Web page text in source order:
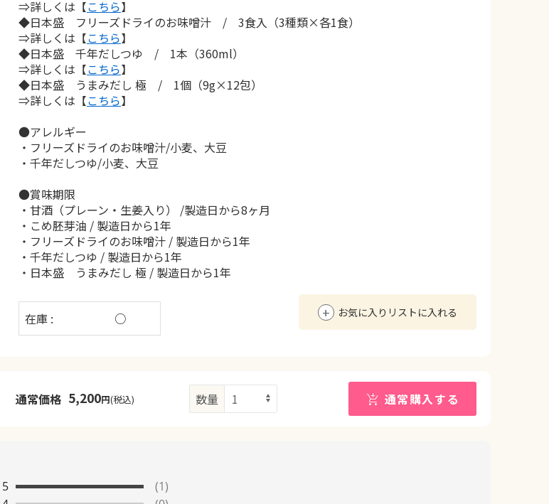
⇒詳しくは【こちら】
◆日本盛 フリーズドライのお味噌汁 / 3食入（3種類×各1食）
⇒詳しくは【こちら】
◆日本盛 千年だしつゆ / 1本（360ml）
⇒詳しくは【こちら】
◆日本盛 うまみだし 極 / 1個（9g×12包）
⇒詳しくは【こちら】
●アレルギー
・フリーズドライのお味噌汁/小麦、大豆
・千年だしつゆ/小麦、大豆
●賞味期限
・甘酒（プレーン・生姜入り） /製造日から8ヶ月
・こめ胚芽油 / 製造日から1年
・フリーズドライのお味噌汁 / 製造日から1年
・千年だしつゆ / 製造日から1年
・日本盛 うまみだし 極 / 製造日から1年
在庫 : ○ お気に入りリストに入れる
通常価格 5,200円(税込) 数量 通常購入する
5
(1)